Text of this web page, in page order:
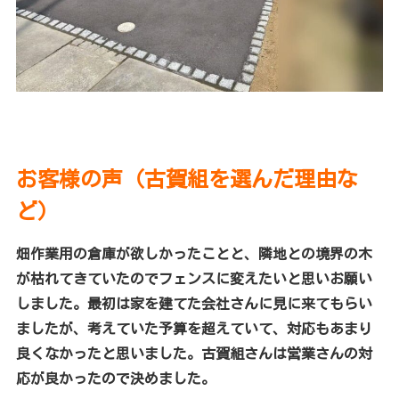
お客様の声（古賀組を選んだ理由な
ど）
畑作業用の倉庫が欲しかったことと、隣地との境界の木
が枯れてきていたのでフェンスに変えたいと思いお願い
しました。最初は家を建てた会社さんに見に来てもらい
ましたが、考えていた予算を超えていて、対応もあまり
良くなかったと思いました。古賀組さんは営業さんの対
応が良かったので決めました。